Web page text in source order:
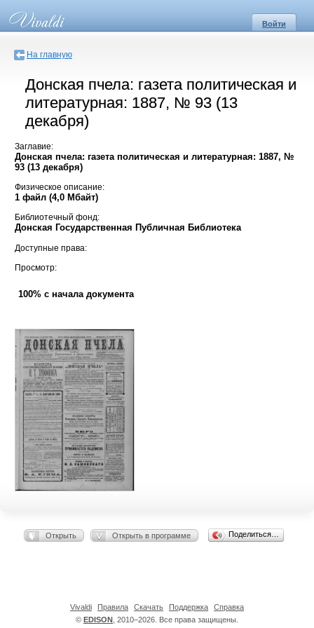
Войти
На главную
Донская пчела: газета политическая и
литературная: 1887, № 93 (13
декабря)
Заглавие:
Донская пчела: газета политическая и литературная: 1887, №
93 (13 декабря)
Физическое описание:
1 файл (4,0 Мбайт)
Библиотечный фонд:
Донская Государственная Публичная Библиотека
Доступные права:
Просмотр:
100% с начала документа
Открыть Открыть в программе Поделиться…
© EDISON , 2010–2026. Все права защищены.
Vivaldi Правила Скачать Поддержка Справка